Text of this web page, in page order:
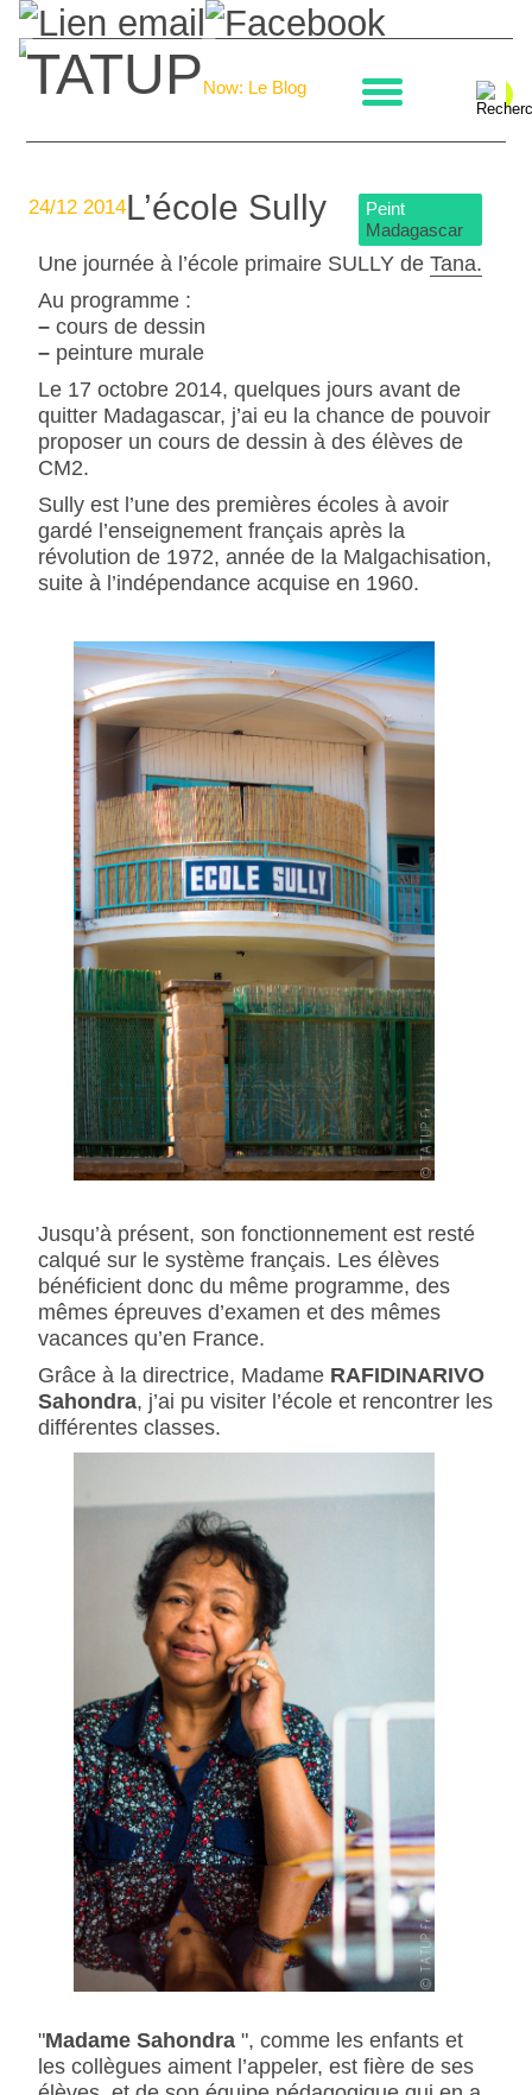
La boulangerie
TATUPNow: Le Blog
Peint
Madagascar
24/12 2014L’école Sully
Une journée à l’école primaire SULLY de Tana.
Au programme :
–cours de dessin
–peinture murale
Le 17 octobre 2014, quelques jours avant de
quitter Madagascar, j’ai eu la chance de pouvoir
proposer un cours de dessin à des élèves de
CM2.
Sully est l’une des premières écoles à avoir
gardé l’enseignement français après la
révolution de 1972, année de la Malgachisation,
suite à l’indépendance acquise en 1960.
Jusqu’à présent, son fonctionnement est resté
calqué sur le système français. Les élèves
bénéficient donc du même programme, des
mêmes épreuves d’examen et des mêmes
vacances qu’en France.
Grâce à la directrice, MadameRAFIDINARIVO
Sahondra, j’ai pu visiter l’école et rencontrer les
différentes classes.
"Madame Sahondra ", comme les enfants et
les collègues aiment l’appeler, est fière de ses